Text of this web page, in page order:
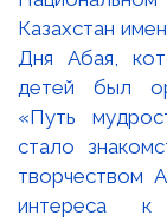
Казахстан
Дня Абая,
детей был
«Путь
стало
творчеством
интереса к